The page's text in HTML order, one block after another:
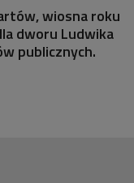
wiosna roku
dworu Ludwika
publicznych.